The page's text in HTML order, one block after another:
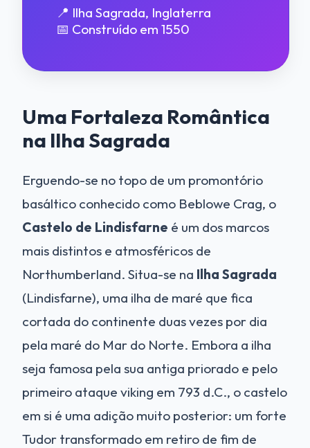
📍 Ilha Sagrada, Inglaterra
📅 Construído em 1550
Uma Fortaleza Romântica
na Ilha Sagrada
Erguendo-se no topo de um promontório
basáltico conhecido como Beblowe Crag, o
Castelo de Lindisfarne é um dos marcos
mais distintos e atmosféricos de
Northumberland. Situa-se na Ilha Sagrada
(Lindisfarne), uma ilha de maré que fica
cortada do continente duas vezes por dia
pela maré do Mar do Norte. Embora a ilha
seja famosa pela sua antiga priorado e pelo
primeiro ataque viking em 793 d.C., o castelo
em si é uma adição muito posterior: um forte
Tudor transformado em retiro de fim de